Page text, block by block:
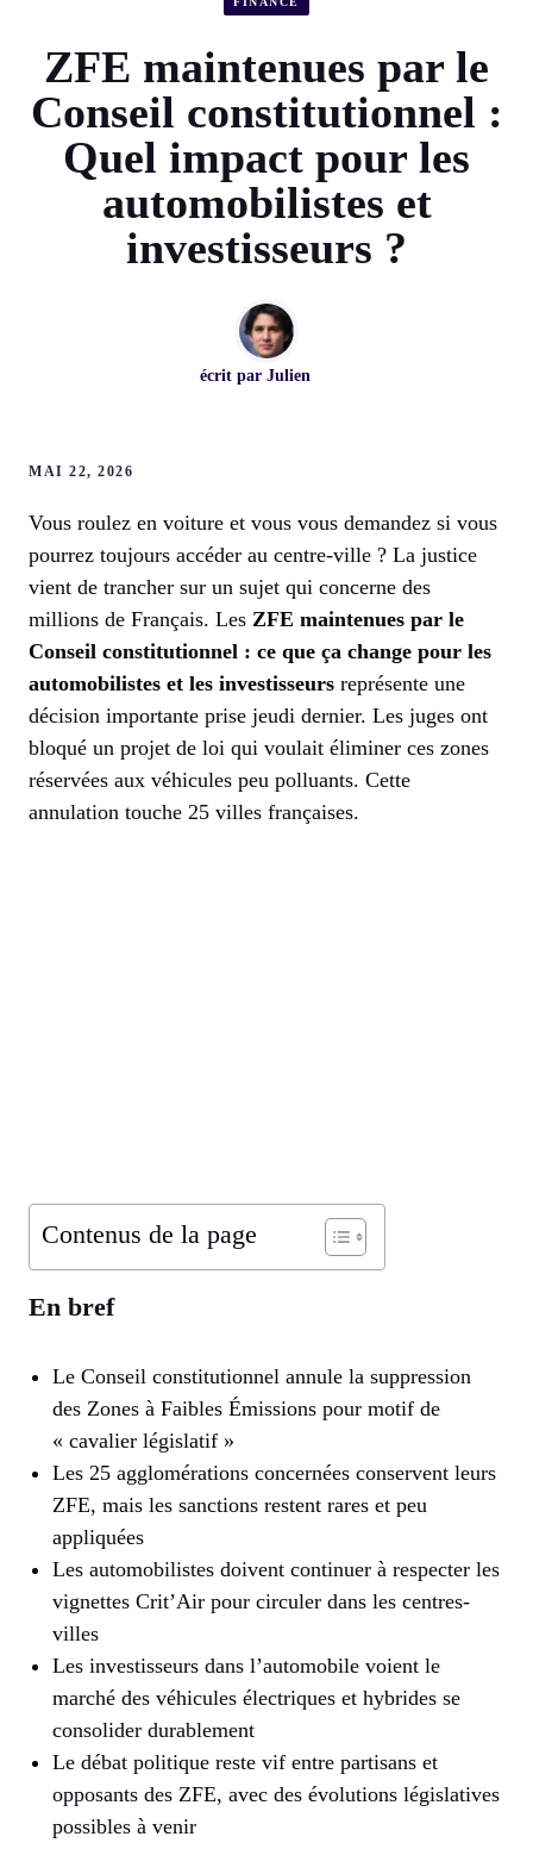
ZFE maintenues par le
Conseil constitutionnel :
Quel impact pour les
automobilistes et
investisseurs ?
écrit par Julien
MAI 22, 2026
Vous roulez en voiture et vous vous demandez si vous
pourrez toujours accéder au centre-ville ? La justice
vient de trancher sur un sujet qui concerne des
millions de Français. Les ZFE maintenues par le
Conseil constitutionnel : ce que ça change pour les
automobilistes et les investisseurs représente une
décision importante prise jeudi dernier. Les juges ont
bloqué un projet de loi qui voulait éliminer ces zones
réservées aux véhicules peu polluants. Cette
annulation touche 25 villes françaises.
Contenus de la page
En bref
Le Conseil constitutionnel annule la suppression
des Zones à Faibles Émissions pour motif de
« cavalier législatif »
Les 25 agglomérations concernées conservent leurs
ZFE, mais les sanctions restent rares et peu
appliquées
Les automobilistes doivent continuer à respecter les
vignettes Crit’Air pour circuler dans les centres-
villes
Les investisseurs dans l’automobile voient le
marché des véhicules électriques et hybrides se
consolider durablement
Le débat politique reste vif entre partisans et
opposants des ZFE, avec des évolutions législatives
possibles à venir